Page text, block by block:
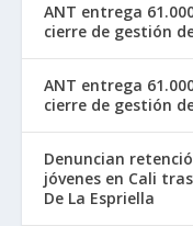
ANT entrega
cierre de gestión
ANT entrega
cierre de gestión
Denuncian
jóvenes en Cali
De La Espriella